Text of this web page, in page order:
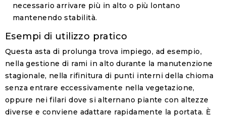
necessario arrivare più in alto o più lontano
mantenendo stabilità.
Esempi di utilizzo pratico
Questa asta di prolunga trova impiego, ad esempio,
nella gestione di rami in alto durante la manutenzione
stagionale, nella rifinitura di punti interni della chioma
senza entrare eccessivamente nella vegetazione,
oppure nei filari dove si alternano piante con altezze
diverse e conviene adattare rapidamente la portata. È